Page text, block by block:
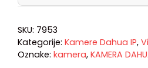
SKU: 7953
Kategorije: Kamere Dahua IP,
Oznake: kamera, KAMERA